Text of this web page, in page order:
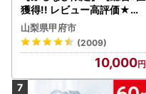
獲得!! レビュー高評価★】
〈2026年度配送分〉山梨
県産 シャインマスカット 2
～3房（1.0kg以上）シャイ
ン フルーツ FN-Limited-S
P
山梨県甲府市
(2009)
10,000